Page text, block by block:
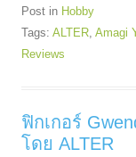
Post in Hobby
Tags: ALTER, Amagi
Reviews
ฟิกเกอร์
โดย ALTER